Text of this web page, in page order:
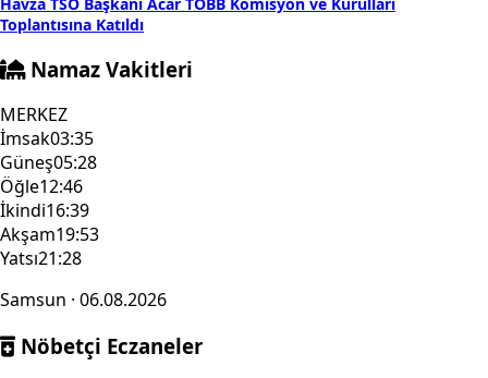
Toplantısına Katıldı
Namaz Vakitleri
MERKEZ
İmsak03:35
Güneş05:28
Öğle12:46
İkindi16:39
Akşam19:53
Yatsı21:28
Samsun · 06.08.2026
Nöbetçi Eczaneler